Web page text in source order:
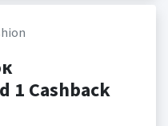
1 Cashback